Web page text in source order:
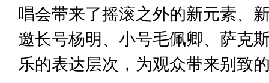
唱会带来了摇滚之外的新元素、
邀长号杨明、小号毛佩卿、萨克
乐的表达层次，为观众带来别致